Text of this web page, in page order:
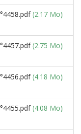
de faciliter la
la
publics.
(2.17 Mo)
(2.75 Mo)
(4.18 Mo)
(4.08 Mo)